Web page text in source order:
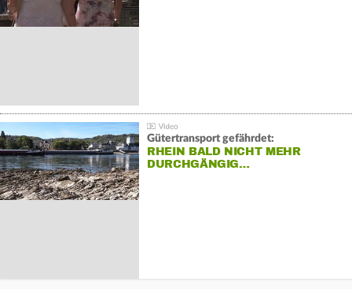
Gütertransport gefährdet:
RHEIN BALD NICHT MEHR
DURCHGÄNGIG…